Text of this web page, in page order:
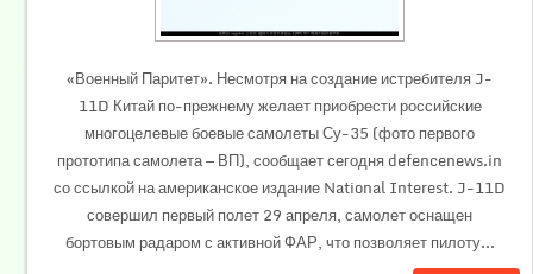
«Военный Паритет». Несмотря на создание истребителя J-
11D Китай по-прежнему желает приобрести российские
многоцелевые боевые самолеты Су-35 (фото первого
прототипа самолета — ВП), сообщает сегодня defencenews.in
со ссылкой на американское издание National Interest. J-11D
совершил первый полет 29 апреля, самолет оснащен
бортовым радаром с активной ФАР, что позволяет пилоту...